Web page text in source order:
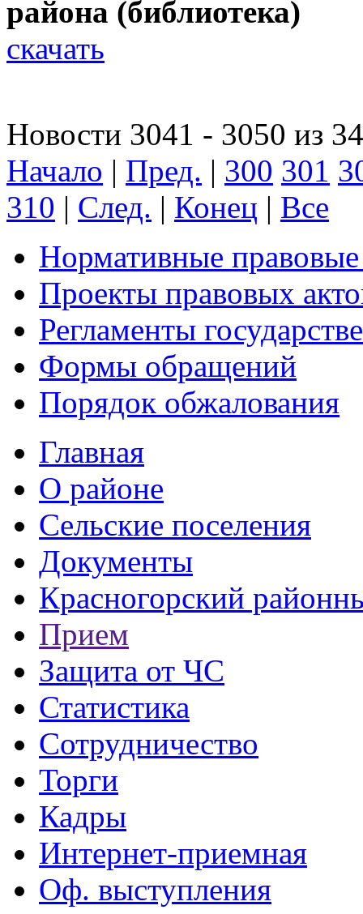
района (библиотека)
скачать
Новости 3041 - 3050 из
Начало | Пред. | 300 301
310 | След. | Конец | Все
Нормативные
Проекты правовых
Регламенты
Формы обращений
Порядок обжалования
Главная
О районе
Сельские поселения
Документы
Красногорский
Прием
Защита от ЧС
Статистика
Сотрудничество
Торги
Кадры
Интернет-приемная
Оф. выступления